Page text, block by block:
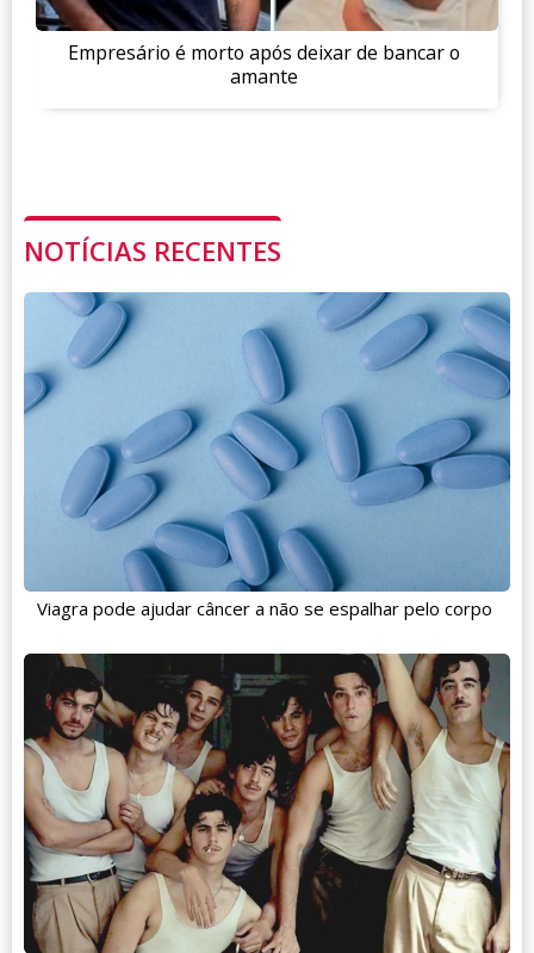
Empresário é morto após deixar de bancar o
amante
NOTÍCIAS RECENTES
Viagra pode ajudar câncer a não se espalhar pelo corpo